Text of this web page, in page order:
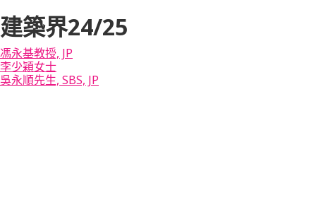
建築界24/25
馮永基教授, JP
李少穎女士
吳永順先生, SBS, JP